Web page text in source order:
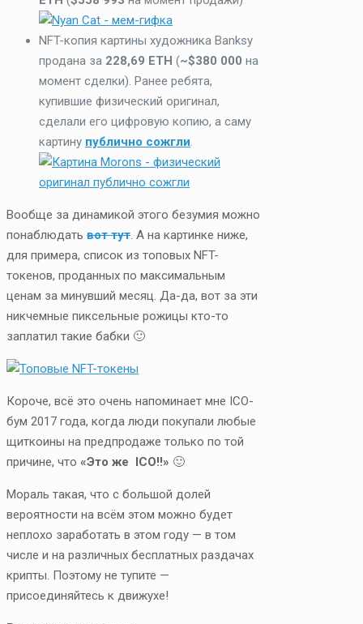
NFT-копия картины художника Banksy
продана за 228,69 ETH (~$380 000 на
момент сделки). Ранее ребята,
купившие физический оригинал,
сделали его цифровую копию, а саму
картину публично сожгли.
Вообще за динамикой этого безумия можно
понаблюдать вот тут. А на картинке ниже,
для примера, список из топовых NFT-
токенов, проданных по максимальным
ценам за минувший месяц. Да-да, вот за эти
никчемные пиксельные рожицы кто-то
заплатил такие бабки 🙂
Короче, всё это очень напоминает мне ICO-
бум 2017 года, когда люди покупали любые
щиткоины на предпродаже только по той
причине, что «Это же ICO!!» 🙂
Мораль такая, что с большой долей
вероятности на всём этом можно будет
неплохо заработать в этом году — в том
числе и на различных бесплатных раздачах
крипты. Поэтому не тупите —
присоединяйтесь к движухе!